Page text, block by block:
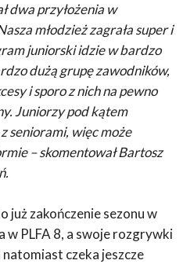
dwa przyłożenia w
młodzież zagrała super i
juniorski idzie w bardzo
dużą grupę zawodników,
i sporo z nich na pewno
Juniorzy pod kątem
seniorami, więc może
– skomentował Bartosz
już zakończenie sezonu w
w PLFA 8, a swoje rozgrywki
czeka jeszcze